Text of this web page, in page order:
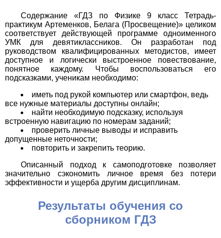
Содержание «ГДЗ по Физике 9 класс Тетрадь-
практикум Артеменков, Белага (Просвещение)» целиком
соответствует действующей программе одноименного
УМК для девятиклассников. Он разработан под
руководством квалифицированных методистов, имеет
доступное и логически выстроенное повествование,
понятное каждому. Чтобы воспользоваться его
подсказками, ученикам необходимо:
иметь под рукой компьютер или смартфон, ведь
все нужные материалы доступны онлайн;
найти необходимую подсказку, используя
встроенную навигацию по номерам заданий;
проверить личные выводы и исправить
допущенные неточности;
повторить и закрепить теорию.
Описанный подход к самоподготовке позволяет
значительно сэкономить личное время без потери
эффективности и ущерба другим дисциплинам.
Результаты обучения со
сборником ГДЗ